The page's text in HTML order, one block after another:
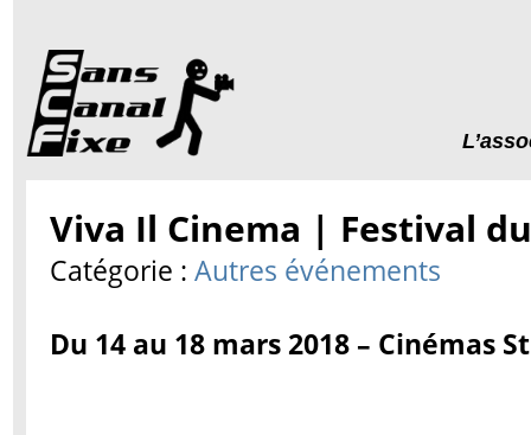
Viva Il Cinema | Festival
Catégorie : Autres événements
Du 14 au 18 mars 2018 – Cinémas